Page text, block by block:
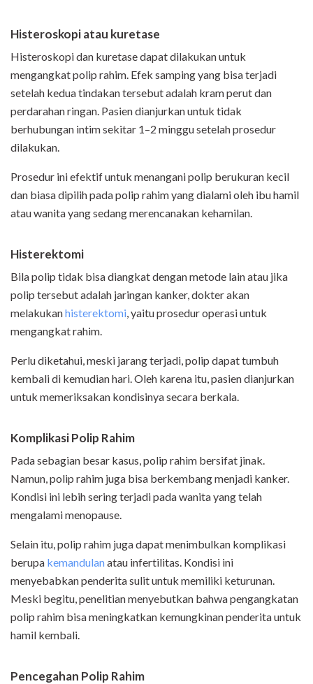
Histeroskopi atau kuretase
Histeroskopi dan kuretase dapat dilakukan untuk
mengangkat polip rahim. Efek samping yang bisa terjadi
setelah kedua tindakan tersebut adalah kram perut dan
perdarahan ringan. Pasien dianjurkan untuk tidak
berhubungan intim sekitar 1–2 minggu setelah prosedur
dilakukan.
Prosedur ini efektif untuk menangani polip berukuran kecil
dan biasa dipilih pada polip rahim yang dialami oleh ibu hamil
atau wanita yang sedang merencanakan kehamilan.
Histerektomi
Bila polip tidak bisa diangkat dengan metode lain atau jika
polip tersebut adalah jaringan kanker, dokter akan
melakukanhisterektomi, yaitu prosedur operasi untuk
mengangkat rahim.
Perlu diketahui, meski jarang terjadi, polip dapat tumbuh
kembali di kemudian hari. Oleh karena itu, pasien dianjurkan
untuk memeriksakan kondisinya secara berkala.
Komplikasi Polip Rahim
Pada sebagian besar kasus, polip rahim bersifat jinak.
Namun, polip rahim juga bisa berkembang menjadi kanker.
Kondisi ini lebih sering terjadi pada wanita yang telah
mengalami menopause.
Selain itu, polip rahim juga dapat menimbulkan komplikasi
berupa kemandulanatau infertilitas. Kondisi ini
menyebabkan penderita sulit untuk memiliki keturunan.
Meski begitu, penelitian menyebutkan bahwa pengangkatan
polip rahim bisa meningkatkan kemungkinan penderita untuk
hamil kembali.
Pencegahan Polip Rahim